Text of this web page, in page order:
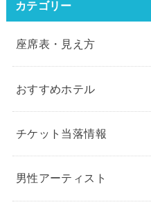
カテゴリー
座席表・見え方
おすすめホテル
チケット当落情報
男性アーティスト